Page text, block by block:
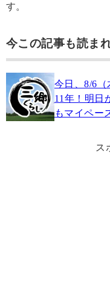
す。
今この記事も読ま
今日、8/6
11年！明日
もマイペー
ス